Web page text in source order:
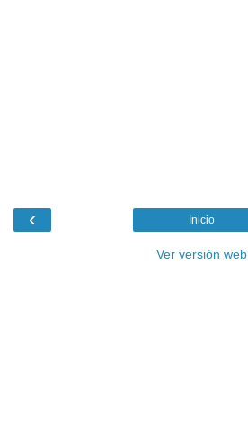
‹ Inicio
Ver versión web